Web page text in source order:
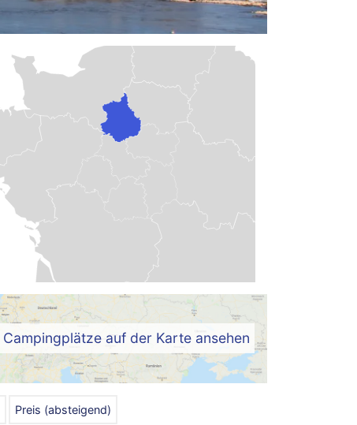
Campingplätze auf der Karte ansehen
Preis (absteigend)